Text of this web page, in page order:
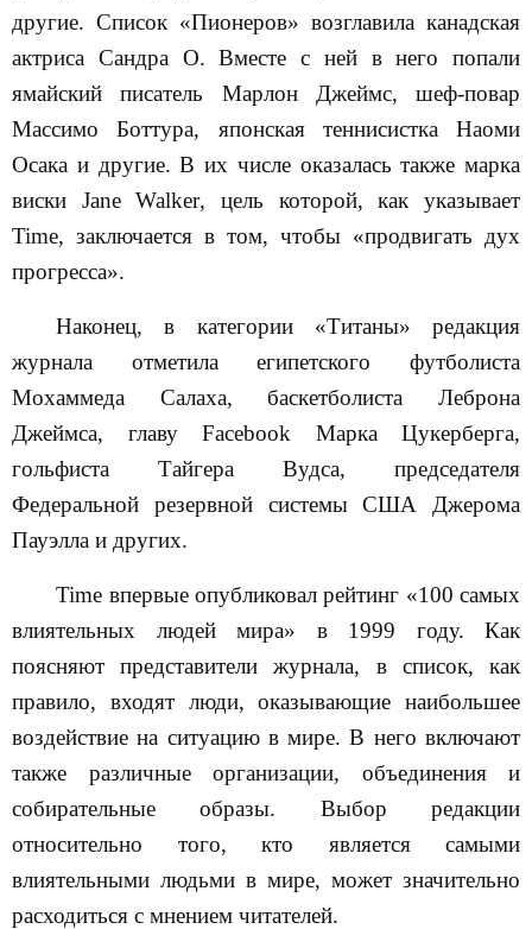
другие. Список «Пионеров» возглавила канадская
актриса Сандра О. Вместе с ней в него попали
ямайский писатель Марлон Джеймс, шеф-повар
Массимо Боттура, японская теннисистка Наоми
Осака и другие. В их числе оказалась также марка
виски Jane Walker, цель которой, как указывает
Time, заключается в том, чтобы «продвигать дух
прогресса».
Наконец, в категории «Титаны» редакция
журнала отметила египетского футболиста
Мохаммеда Салаха, баскетболиста Леброна
Джеймса, главу Facebook Марка Цукерберга,
гольфиста Тайгера Вудса, председателя
Федеральной резервной системы США Джерома
Пауэлла и других.
Time впервые опубликовал рейтинг «100 самых
влиятельных людей мира» в 1999 году. Как
поясняют представители журнала, в список, как
правило, входят люди, оказывающие наибольшее
воздействие на ситуацию в мире. В него включают
также различные организации, объединения и
собирательные образы. Выбор редакции
относительно того, кто является самыми
влиятельными людьми в мире, может значительно
расходиться с мнением читателей.